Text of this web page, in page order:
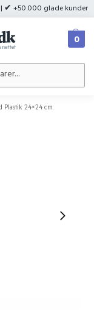
✔ +50.000 glade kunder
0
Plastik 24×24 cm.